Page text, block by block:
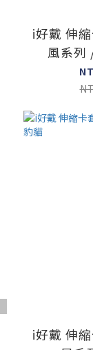
i好戴 伸
風系列
i好戴 伸